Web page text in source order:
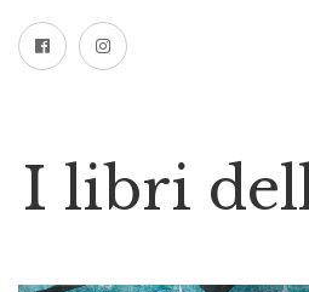
I libri